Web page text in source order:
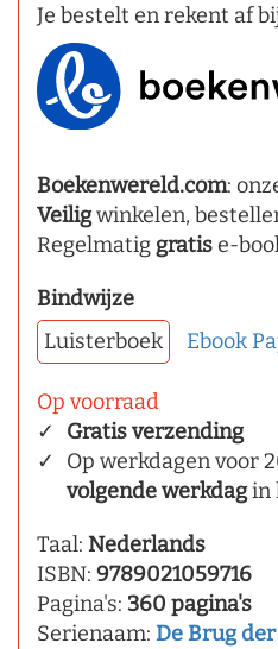
Je bestelt en rekent af
Boekenwereld.com:
Veiligwinkelen,
Regelmatig gratise-
Bindwijze
Luisterboek
Ebook
Op voorraad
Gratis verzending
Op werkdagen voor
volgende werkdagin
Taal: Nederlands
ISBN: 9789021059716
Pagina's: 360 pagina's
Serienaam: De Brug